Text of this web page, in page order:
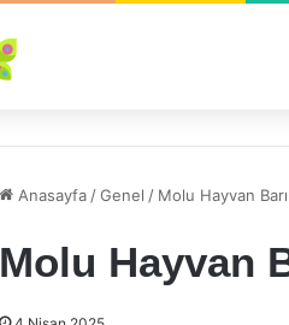
Anasayfa /Genel / Molu Hayvan
Molu Hayvan